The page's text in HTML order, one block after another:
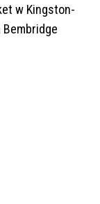
w Kingston-
Bembridge